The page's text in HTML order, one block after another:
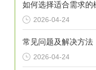
如何选择适合需求的
2026-04-24
常见问题及解决方法
2026-04-24